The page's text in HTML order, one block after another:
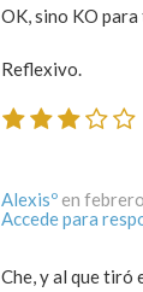
OK, sino KO para
Reflexivo.
Alexisº
Accede para
Che, y al que tiró